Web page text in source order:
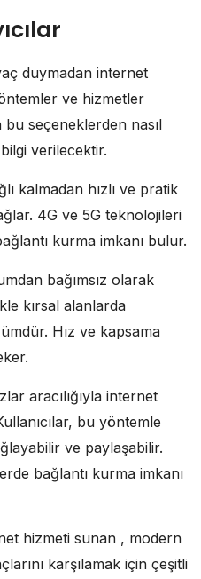
duymadan internet
ve hizmetler
bu seçeneklerden nasıl
verilecektir.
kalmadan hızlı ve pratik
4G ve 5G teknolojileri
kurma imkanı bulur.
bağımsız olarak
kırsal alanlarda
Hız ve kapsama
aracılığıyla internet
bu yöntemle
ve paylaşabilir.
bağlantı kurma imkanı
hizmeti sunan , modern
karşılamak için çeşitli